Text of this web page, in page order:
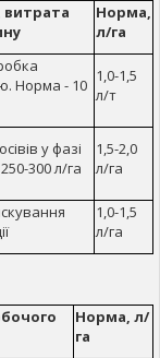
витрата
Норма,
л/га
Норма - 10 1,0-1,5
л/т
у фазі
300 л/га
1,5-2,0
л/га
1,0-1,5
л/га
Норма, л/
га